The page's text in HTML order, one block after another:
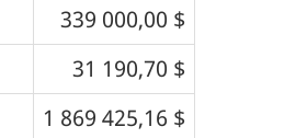
339 000,00 $
31 190,70 $
1 869 425,16 $